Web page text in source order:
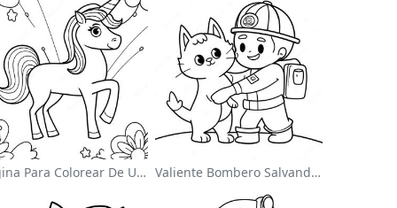
Página Para Colorear De Un Unicornio Mágico En Un Arcoíris Valiente Bombero Salvando Un Gato Para Colorear